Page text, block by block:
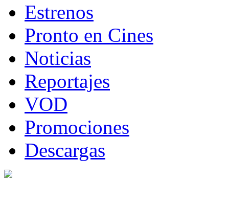
Estrenos
Pronto en Cines
Noticias
Reportajes
VOD
Promociones
Descargas